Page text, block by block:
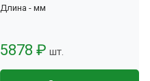
Длина - мм
5878 ₽ шт.